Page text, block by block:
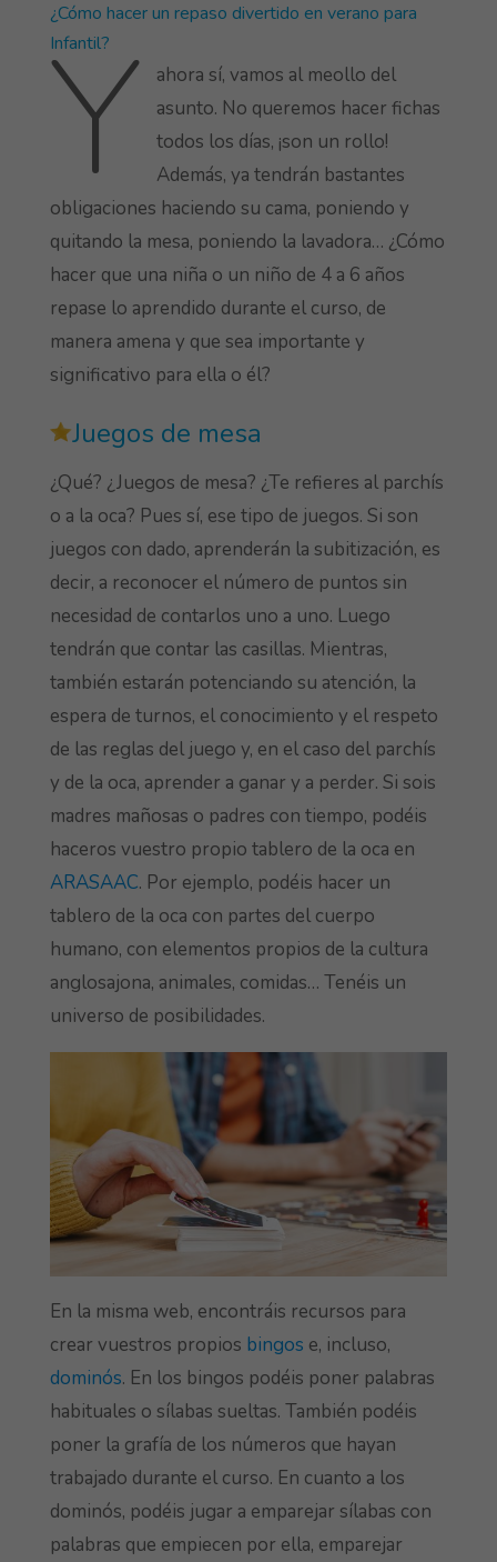
¿Cómo hacer un repaso divertido en verano para
Infantil?
Y
ahora sí, vamos al meollo del
asunto. No queremos hacer fichas
todos los días, ¡son un rollo!
Además, ya tendrán bastantes
obligaciones haciendo su cama, poniendo y
quitando la mesa, poniendo la lavadora… ¿Cómo
hacer que una niña o un niño de 4 a 6 años
repase lo aprendido durante el curso, de
manera amena y que sea importante y
significativo para ella o él?
Juegos de mesa
¿Qué? ¿Juegos de mesa? ¿Te refieres al parchís
o a la oca? Pues sí, ese tipo de juegos. Si son
juegos con dado, aprenderán la subitización, es
decir, a reconocer el número de puntos sin
necesidad de contarlos uno a uno. Luego
tendrán que contar las casillas. Mientras,
también estarán potenciando su atención, la
espera de turnos, el conocimiento y el respeto
de las reglas del juego y, en el caso del parchís
y de la oca, aprender a ganar y a perder. Si sois
madres mañosas o padres con tiempo, podéis
haceros vuestro propio tablero de la oca en
ARASAAC. Por ejemplo, podéis hacer un
tablero de la oca con partes del cuerpo
humano, con elementos propios de la cultura
anglosajona, animales, comidas… Tenéis un
universo de posibilidades.
En la misma web, encontráis recursos para
crear vuestros propios bingos e, incluso,
dominós. En los bingos podéis poner palabras
habituales o sílabas sueltas. También podéis
poner la grafía de los números que hayan
trabajado durante el curso. En cuanto a los
dominós, podéis jugar a emparejar sílabas con
palabras que empiecen por ella, emparejar